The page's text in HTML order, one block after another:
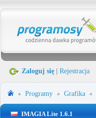
Zaloguj się Rejestracja
Programy Grafika
IMAGIA Lite 1.6.1